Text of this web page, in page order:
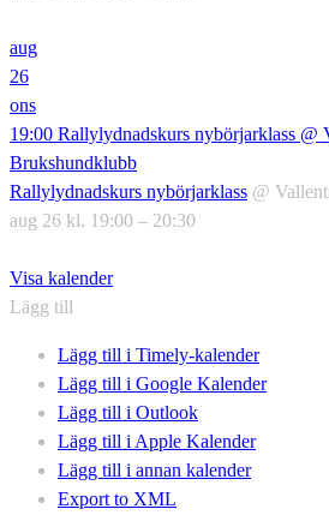
aug
26
ons
19:00 Rallylydnadskurs nybörjarklass @
Brukshundklubb
Rallylydnadskurs nybörjarklass @
aug 26 kl. 19:00 – 20:30
Visa kalender
Lägg till
Lägg till i Timely-kalender
Lägg till i Google Kalender
Lägg till i Outlook
Lägg till i Apple Kalender
Lägg till i annan kalender
Export to XML